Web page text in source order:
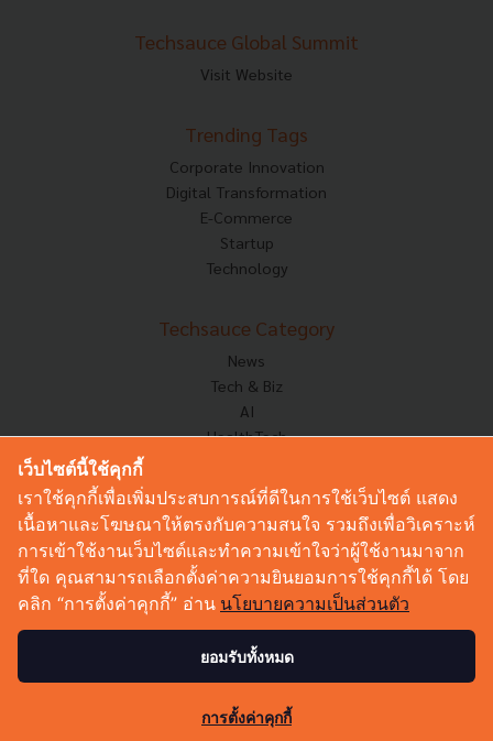
Techsauce Global Summit
Visit Website
Trending Tags
Corporate Innovation
Digital Transformation
E-Commerce
Startup
Technology
Techsauce Category
News
Tech & Biz
AI
HealthTech
Corp Innov
Saucy Thoughts
Based On
Sustainable
Videos
Podcast
© Copyright 2026 :Techsauce All rights reserved.
เว็บไซต์นี้ใช้คุกกี้
เราใช้คุกกี้เพื่อเพิ่มประสบการณ์ที่ดีในการใช้เว็บไซต์ แสดง
เนื้อหาและโฆษณาให้ตรงกับความสนใจ รวมถึงเพื่อวิเคราะห์
การเข้าใช้งานเว็บไซต์และทำความเข้าใจว่าผู้ใช้งานมาจาก
ที่ใด คุณสามารถเลือกตั้งค่าความยินยอมการใช้คุกกี้ได้ โดย
คลิก “การตั้งค่าคุกกี้” อ่าน นโยบายความเป็นส่วนตัว
ยอมรับทั้งหมด
การตั้งค่าคุกกี้